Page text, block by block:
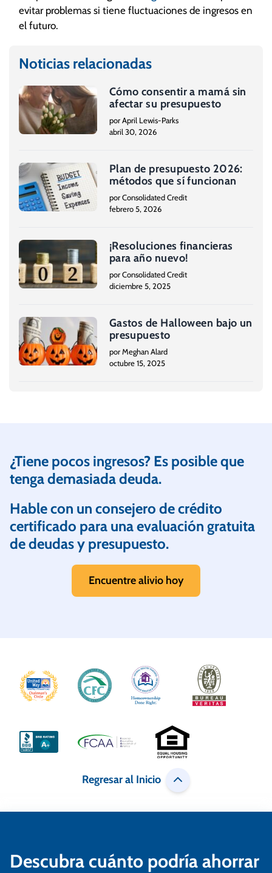
evitar problemas si tiene fluctuaciones de ingresos en
el futuro.
Noticias relacionadas
Cómo consentir a mamá sin
afectar su presupuesto
por April Lewis-Parks
abril 30, 2026
Plan de presupuesto 2026:
métodos que sí funcionan
por Consolidated Credit
febrero 5, 2026
¡Resoluciones financieras
para año nuevo!
por Consolidated Credit
diciembre 5, 2025
Gastos de Halloween bajo un
presupuesto
por Meghan Alard
octubre 15, 2025
¿Tiene pocos ingresos? Es posible que
tenga demasiada deuda.
Hable con un consejero de crédito
certificado para una evaluación gratuita
de deudas y presupuesto.
Encuentre alivio hoy
Regresar al Inicio
Descubra cuánto podría ahorrar